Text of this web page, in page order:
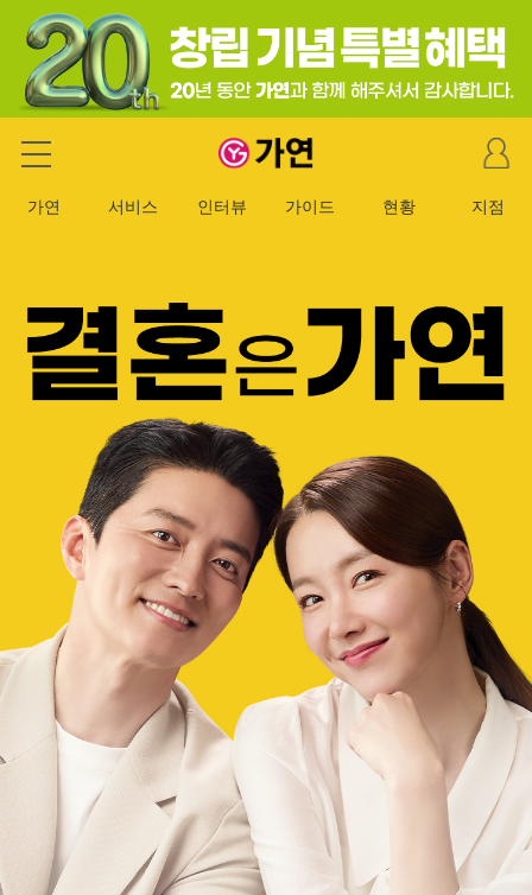
가연 결혼정보회사
마
이
이
가연 서비스 인터뷰 가이드 현황 지점